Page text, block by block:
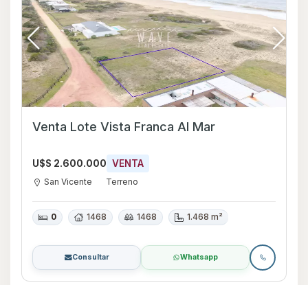
Venta Lote Vista Franca Al Mar
U$S 2.600.000 VENTA
San Vicente Terreno
0 1468 1468 1.468 m²
Consultar Whatsapp